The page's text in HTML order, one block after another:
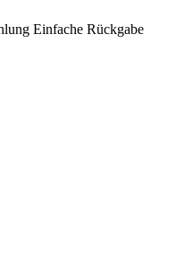
Einfache Rückgabe